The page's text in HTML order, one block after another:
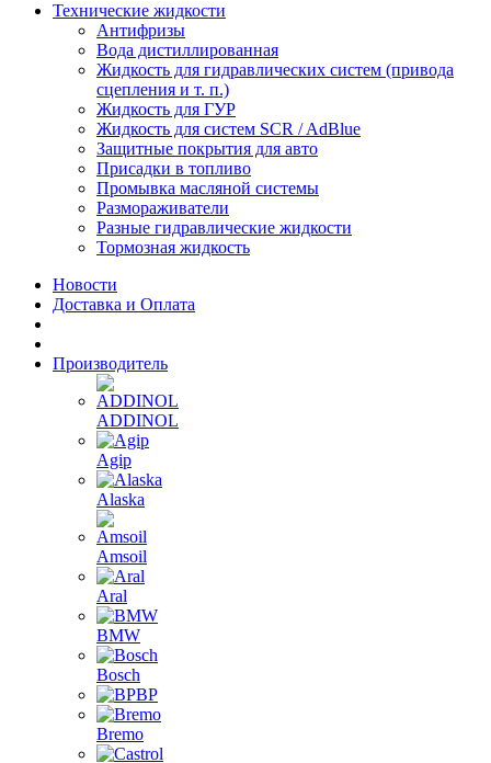
Технические жидкости
Антифризы
Вода дистиллированная
Жидкость для гидравлических систем (привода
сцепления и т. п.)
Жидкость для ГУР
Жидкость для систем SCR / AdBlue
Защитные покрытия для авто
Присадки в топливо
Промывка масляной системы
Размораживатели
Разные гидравлические жидкости
Тормозная жидкость
Новости
Доставка и Оплата
Производитель
ADDINOL
Agip
Alaska
Amsoil
Aral
BMW
Bosch
BP
Bremo